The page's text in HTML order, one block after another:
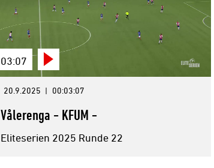
03:07
20.9.2025 | 00:03:07
Vålerenga - KFUM -
Eliteserien 2025 Runde 22